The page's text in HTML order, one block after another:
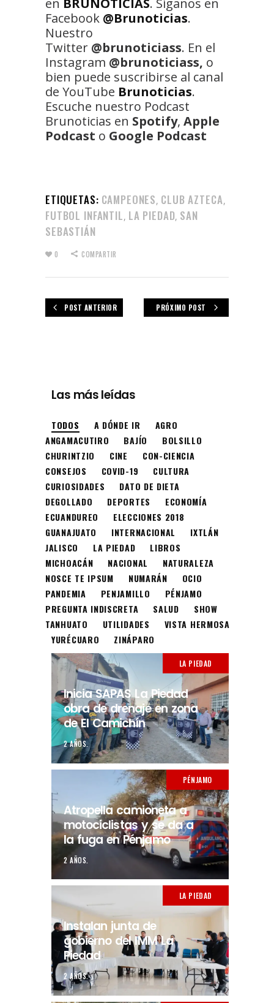
Facebook @Brunoticias.
Nuestro
Twitter @brunoticiass. En el
Instagram @brunoticiass, o
bien puede suscribirse al canal
de YouTube Brunoticias.
Escuche nuestro Podcast
Brunoticias en Spotify, Apple
Podcast o Google Podcast
ETIQUETAS: CAMPEONES, CLUB AZTECA,
FUTBOL INFANTIL, LA PIEDAD, SAN
SEBASTIÁN
0 COMPARTIR
POST ANTERIOR PRÓXIMO POST
Las más leídas
TODOS A DÓNDE IR
AGRO
ANGAMACUTIRO
BAJÍO
BOLSILLO
CHURINTZIO
CINE
CON-CIENCIA
CONSEJOS
COVID-19
CULTURA
CURIOSIDADES
DATO DE DIETA
DEGOLLADO
DEPORTES
ECONOMÍA
ECUANDUREO
ELECCIONES 2018
GUANAJUATO
INTERNACIONAL
IXTLÁN
JALISCO
LA PIEDAD
LIBROS
MICHOACÁN
NACIONAL
NATURALEZA
NOSCE TE IPSUM
NUMARÁN
OCIO
PANDEMIA
PENJAMILLO
PÉNJAMO
PREGUNTA INDISCRETA
SALUD
SHOW
TANHUATO
UTILIDADES
VISTA HERMOSA
YURÉCUARO
ZINÁPARO
LA PIEDAD
Inicia SAPAS La Piedad
obra de drenaje en zona
de El Camichín
2 AÑOS.
PÉNJAMO
Atropella camioneta a
motociclistas y se da a
la fuga en Pénjamo
2 AÑOS.
LA PIEDAD
Instalan junta de
gobierno del IMM La
Piedad
2 AÑOS.